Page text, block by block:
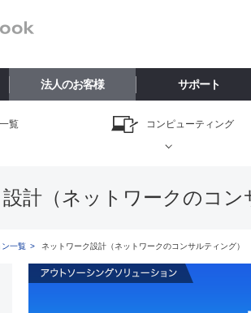
法人のお客様 サポート
覧 コンピューティング
計（ネットワークのコン
ン一覧 ネットワーク設計（ネットワークのコンサルティング）